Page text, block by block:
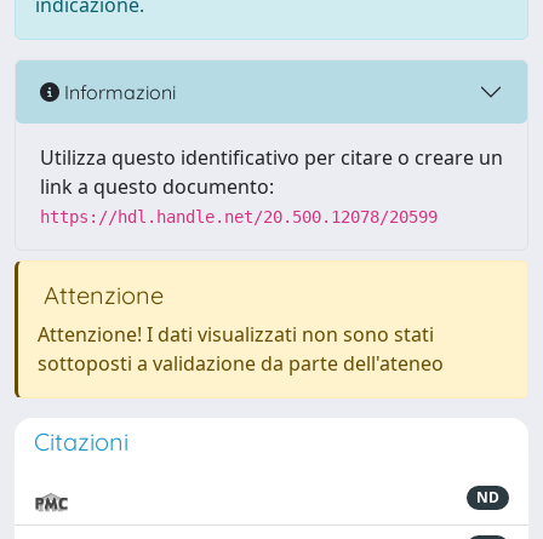
Informazioni
Utilizza questo identificativo per citare o creare un
link a questo documento:
https://hdl.handle.net/20.500.12078/20599
Attenzione
Attenzione! I dati visualizzati non sono stati
sottoposti a validazione da parte dell'ateneo
Citazioni
ND